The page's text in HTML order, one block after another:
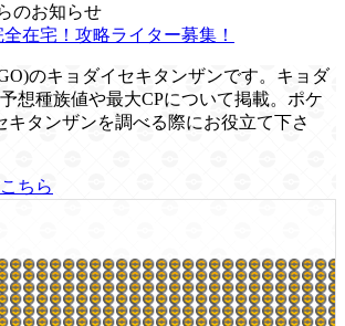
のお知らせ
在宅！攻略ライター募集！
のキョダイセキタンザンです。キョダ
想種族値や最大CPについて掲載。ポケ
キタンザンを調べる際にお役立て下さ
ちら